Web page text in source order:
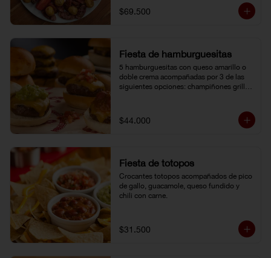
$69.500
Fiesta de hamburguesitas
5 hamburguesitas con queso amarillo o
doble crema acompañadas por 3 de las
siguientes opciones: champiñones grillé,
pimienta negra.
$44.000
Fiesta de totopos
Crocantes totopos acompañados de pico
de gallo, guacamole, queso fundido y
chili con carne.
$31.500